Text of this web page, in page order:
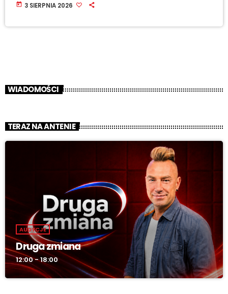
today 3 SIERPNIA 2026
WIADOMOŚCI
TERAZ NA ANTENIE
AUDYCJE
Druga zmiana
12:00 - 18:00